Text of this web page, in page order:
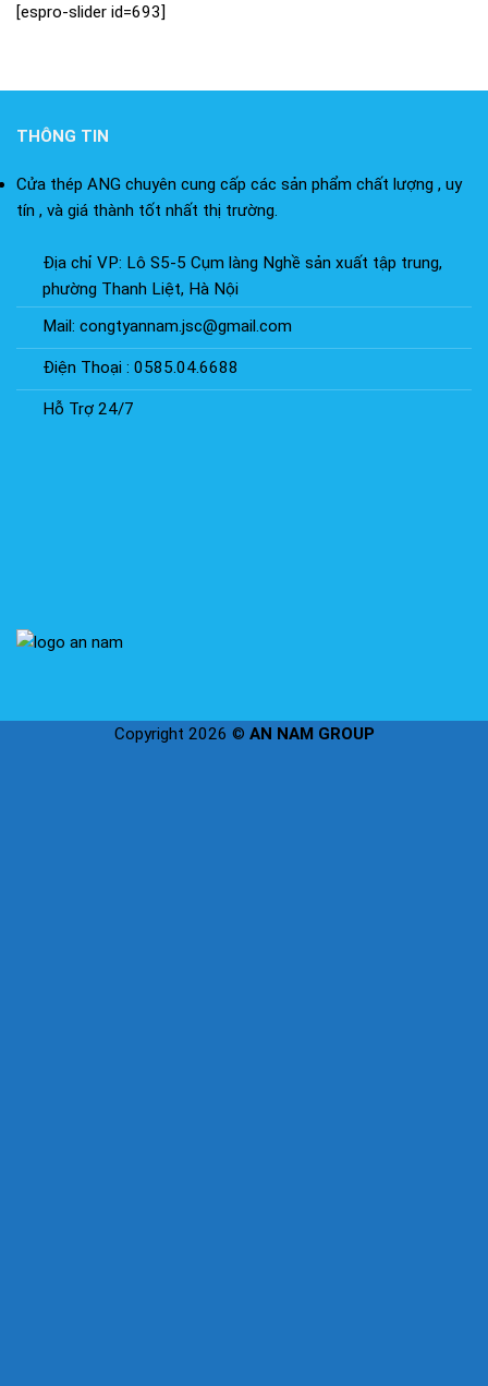
[espro-slider id=693]
THÔNG TIN
Cửa thép ANG chuyên cung cấp các sản phẩm chất lượng , uy
tín , và giá thành tốt nhất thị trường.
Địa chỉ VP: Lô S5-5 Cụm làng Nghề sản xuất tập trung,
phường Thanh Liệt, Hà Nội
Mail: congtyannam.jsc@gmail.com
Điện Thoại : 0585.04.6688
Hỗ Trợ 24/7
Copyright 2026 © AN NAM GROUP